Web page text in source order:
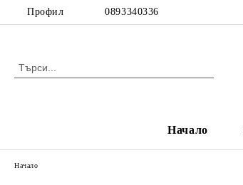
Профил 0893340336
Начало
Начало